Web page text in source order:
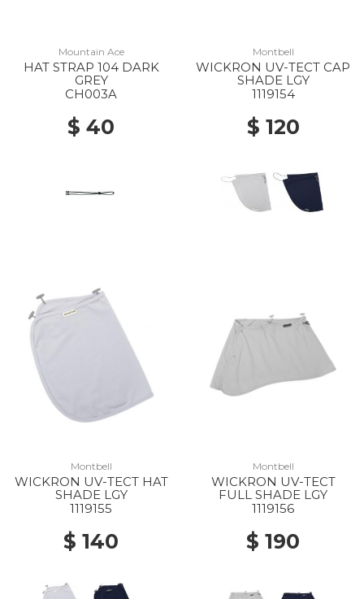
Mountain Ace
HAT STRAP 104 DARK
GREY
CH003A
$ 40
Montbell
WICKRON UV-TECT CAP
SHADE LGY
1119154
$ 120
Montbell
WICKRON UV-TECT HAT
SHADE LGY
1119155
$ 140
Montbell
WICKRON UV-TECT
FULL SHADE LGY
1119156
$ 190